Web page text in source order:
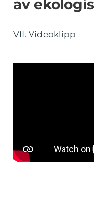
av
VII. Videoklipp